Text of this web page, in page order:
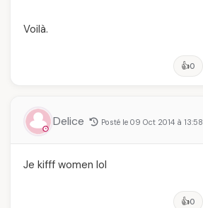
Voilà.
👍0
Delice Posté le 09 Oct 2014 à 13:58
Je kifff women lol
👍0